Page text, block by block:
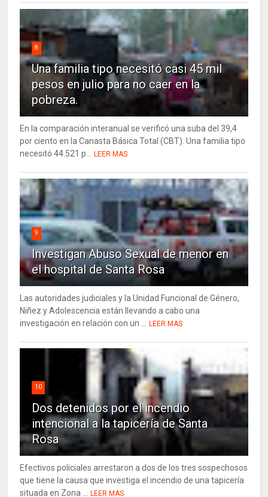
8
Una familia tipo necesitó casi 45 mil
pesos en julio para no caer en la
pobreza.
En la comparación interanual se verificó una suba del 39,4
por ciento en la Canasta Básica Total (CBT). Una familia tipo
necesitó 44.521 p...
LEER MAS
9
Investigan Abuso Sexual de menor en
el hospital de Santa Rosa
Las autoridades judiciales y la Unidad Funcional de Género,
Niñez y Adolescencia están llevando a cabo una
investigación en relación con un ...
LEER MAS
10
Dos detenidos por el incendio
intencional a la tapicería de Santa
Rosa
Efectivos policiales arrestaron a dos de los tres sospechosos
que tiene la causa que investiga el incendio de una tapicería
situada en Zona ...
LEER MAS